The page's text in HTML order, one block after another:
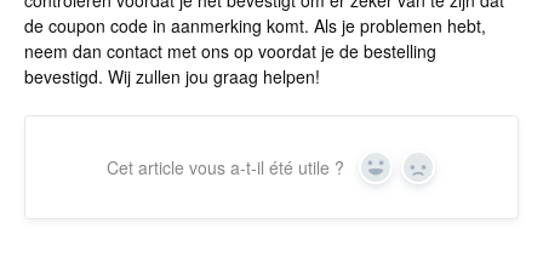
de coupon code in aanmerking komt. Als je problemen hebt,
neem dan contact met ons op voordat je de bestelling
bevestigd. Wij zullen jou graag helpen!
Cet article vous a-t-il été utile ? Yes No